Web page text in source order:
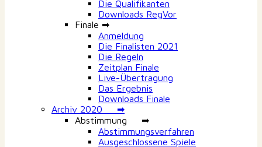
Die Qualifikanten
Downloads RegVor
Finale ➡
Anmeldung
Die Finalisten 2021
Die Regeln
Zeitplan Finale
Live-Übertragung
Das Ergebnis
Downloads Finale
Archiv 2020 ➡
Abstimmung ➡
Abstimmungsverfahren
Ausgeschlossene Spiele